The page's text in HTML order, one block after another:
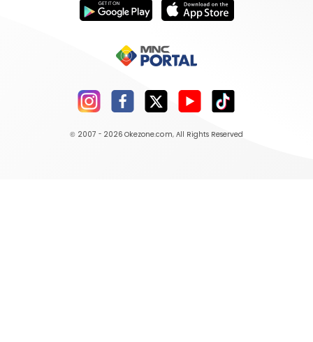
© 2007 - 2026 Okezone.com, All Rights Reserved